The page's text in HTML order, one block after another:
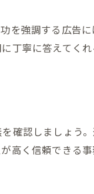
を強調する広告
寧に答えてくれ
確認しましょう
高く信頼できる